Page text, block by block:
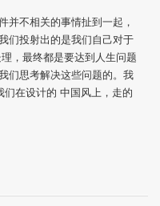
并不相关的事情扯到一起，
们投射出的是我们自己对于
，最终都是要达到人生问题
们思考解决这些问题的。我
们在设计的 中国风上，走的